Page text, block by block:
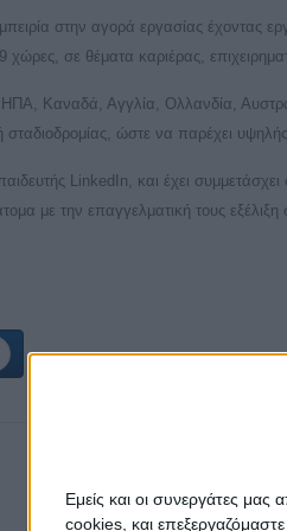
Εμείς και οι συνεργάτες
cookies, και
στην αγορά εργασίας έχοντας
σε θέματα καριέρας,
ΗΠΑ, Καναδά, Αγγλία, Ολλανδία,
σταδιοδρομίας, ώστε να παρέχει
LinkedIn, και έχει
με την επαγγελματική τους